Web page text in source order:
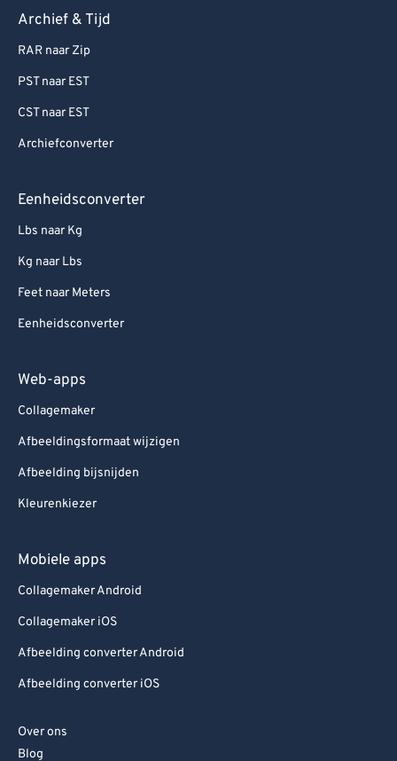
Archief & Tijd
RAR naar Zip
PST naar EST
CST naar EST
Archiefconverter
Eenheidsconverter
Lbs naar Kg
Kg naar Lbs
Feet naar Meters
Eenheidsconverter
Web-apps
Collagemaker
Afbeeldingsformaat wijzigen
Afbeelding bijsnijden
Kleurenkiezer
Mobiele apps
Collagemaker Android
Collagemaker iOS
Afbeelding converter Android
Afbeelding converter iOS
Over ons
Blog